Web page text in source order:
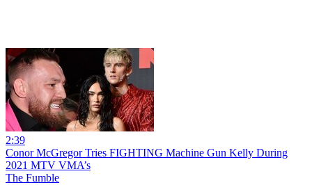
2:39
Conor McGregor Tries FIGHTING Machine Gun Kelly During
2021 MTV VMA’s
The Fumble